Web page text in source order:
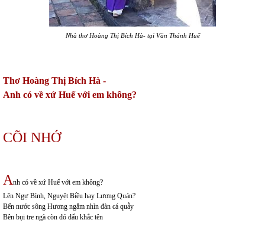
Nhà thơ Hoàng Thị Bích Hà- tại Văn Thánh Huế
Thơ Hoàng Thị Bích Hà -
Anh có về xứ Huế với em không?
CÕI NHỚ
Anh có về xứ Huế với em không?
Lên Ngự Bình, Nguyệt Biều hay Lương Quán?
Bến nước sông Hương ngắm nhìn đàn cá quẫy
Bên bụi tre ngà còn đó dấu khắc tên